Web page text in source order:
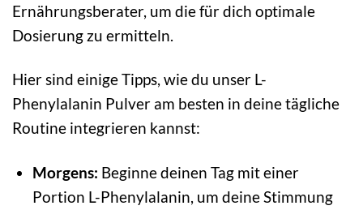
Ernährungsberater, um die für dich optimale
Dosierung zu ermitteln.
Hier sind einige Tipps, wie du unser L-
Phenylalanin Pulver am besten in deine tägliche
Routine integrieren kannst:
Morgens: Beginne deinen Tag mit einer
Portion L-Phenylalanin, um deine Stimmung